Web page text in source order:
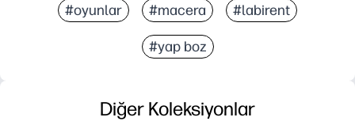
#oyunlar #macera #labirent
#yap boz
Diğer Koleksiyonlar